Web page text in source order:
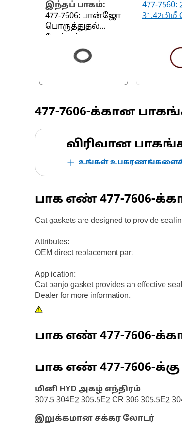
இந்தப் பாகம்:
477-7606: பான்ஜோ
பொருத்துதல்
கேஸ்கட்
477-7560:
31.42மிமீ
477-7606-க்கான
விரிவான
உங்கள் உபகரணங்களைச்
பாக எண் 477-7606-
Cat gaskets are designed to provide
Attributes:
OEM direct replacement part
Application:
Cat banjo gasket provides an effective
Dealer for more information.
பாக எண் 477-7606-
பாக எண் 477-7606-
மினி HYD அகழ் எந்திரம்
307.5 304E2 305.5E2 CR 306 305.5E2
இறுக்கமான சக்கர லோடர்